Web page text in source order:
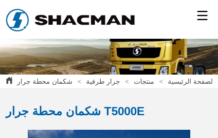
الصفحة الرئيسية > منتجات > جرار طرفية >
شكمان محطة جرار T5000E